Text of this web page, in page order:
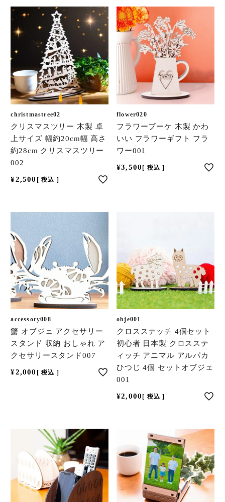
christmastree02
クリスマスツリー 木製 卓
上サイズ 幅約20cm幅 高さ
約28cm クリスマスツリー
002
¥2,500 税込
flower020
フラワーブーケ 木製 かわ
いい フラワーギフト フラ
ワー001
¥3,500 税込
accessory008
蟹 オブジェ アクセサリー
スタンド 収納 おしゃれ ア
クセサリースタンド007
¥2,000 税込
obje001
クロスステッチ 4個セット
初心者 日本製 クロスステ
ィッチ アニマル アルパカ
ひつじ 4個 セットオブジェ
001
¥2,000 税込